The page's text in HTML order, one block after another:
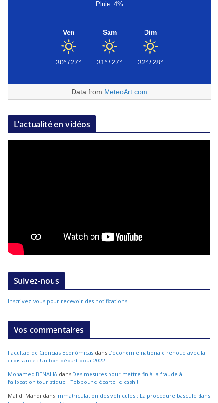
Pluie: 4%
Ven
30°/27°
Sam
31°/27°
Dim
32°/28°
Data from MeteoArt.com
L’actualité en vidéos
Suivez-nous
Inscrivez-vous pour recevoir des notifications
Vos commentaires
Facultad de Ciencias Económicas dans L’économie nationale renoue avec la
croissance : Un bon départ pour 2022
Mohamed BENALIA dans Des mesures pour mettre fin à la fraude à
l’allocation touristique : Tebboune écarte le cash !
Mahdi Mahdi dans Immatriculation des véhicules : La procédure bascule dans